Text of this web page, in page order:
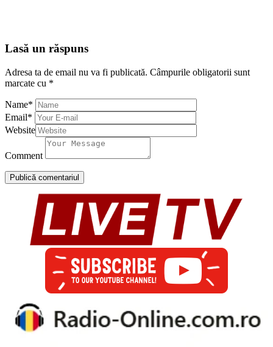
Lasă un răspuns
Adresa ta de email nu va fi publicată. Câmpurile obligatorii sunt
marcate cu *
Name*
Email*
Website
Comment